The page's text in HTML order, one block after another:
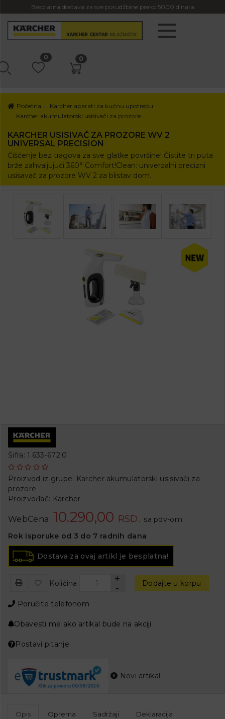
Besplatna dostava za sve porudžbine preko 5000 dinara
0 0
Početna
Karcher aparati za kućnu upotrebu
Karcher akumulatorski usisivači za prozore
KARCHER USISIVAČ ZA PROZORE WV 2
UNIVERSAL PRECISION
Čišćenje bez tragova za sve glatke površine! Čistite tri puta
brže zahvaljujući 360° Comfort!Clean: univerzalni precizni
usisavač za prozore WV 2 za blistav dom.
Šifra: 1.633-672.0
Proizvod iz grupe: Karcher akumulatorski usisivači za
prozore
Proizvođač: Karcher
WebCena: 10.290,00 RSD. sa pdv-om.
Rok isporuke od 3 do 7 radnih dana
Dostava za ovaj artikl je besplatna!
Količina -
+ Dodajte u korpu
Poručite telefonom
Obavesti me ako artikal bude na akciji
Postavi pitanje
Novi artikal
Opis Oprema Sadržaji Deklaracija